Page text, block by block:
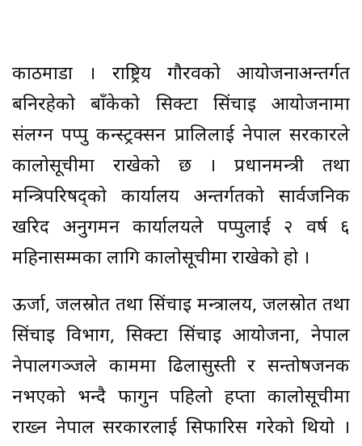
काठमाडौं । राष्ट्रिय गौरवको आयोजनाअन्तर्गत
बनिरहेको बाँकेको सिक्टा सिंचाइ आयोजनामा
संलग्न पप्पु कन्स्ट्रक्सन प्रालिलाई नेपाल सरकारले
कालोसूचीमा राखेको छ । प्रधानमन्त्री तथा
मन्त्रिपरिषद्को कार्यालय अन्तर्गतको सार्वजनिक
खरिद अनुगमन कार्यालयले पप्पुलाई २ वर्ष ६
महिनासम्मका लागि कालोसूचीमा राखेको हो ।
ऊर्जा, जलस्रोत तथा सिंचाइ मन्त्रालय, जलस्रोत तथा
सिंचाइ विभाग, सिक्टा सिंचाइ आयोजना, नेपाल
नेपालगञ्जले काममा ढिलासुस्ती र सन्तोषजनक
नभएको भन्दै फागुन पहिलो हप्ता कालोसूचीमा
राख्न नेपाल सरकारलाई सिफारिस गरेको थियो ।